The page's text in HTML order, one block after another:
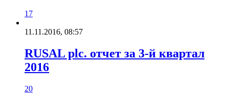
17
11.11.2016, 08:57
RUSAL plc. отчет за 3-й квартал
2016
20